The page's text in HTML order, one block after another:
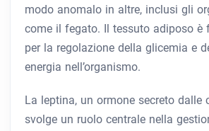
modo anomalo in altre, inclusi gli
come il fegato. Il tessuto adiposo è
per la regolazione della glicemia e
energia nell’organismo.
La leptina, un ormone secreto dalle
svolge un ruolo centrale nella